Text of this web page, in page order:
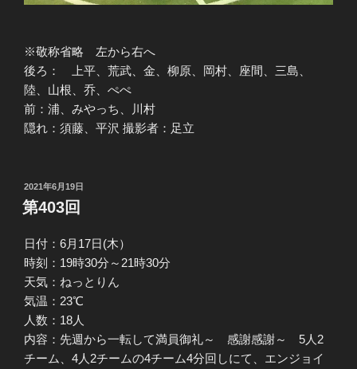
※敬称省略 左から右へ
後ろ： 上平、荒武、金、柳原、岡村、座間、三島、
陸、山根、乔、ぺぺ
前：浦、みやっち、川村
隠れ：須藤、平沢 撮影者：足立
投
稿
日:
2021年6月19日
第403回
日付：6月17日(木）
時刻：19時30分～21時30分
天気：ねっとりん
気温：23℃
人数：18人
内容：先週から一転して満員御礼～ 感謝感謝～ 5人2
チーム、4人2チームの4チーム4分回しにて、エンジョイ